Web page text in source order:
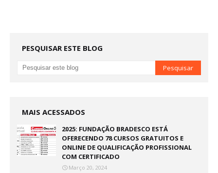
PESQUISAR ESTE BLOG
MAIS ACESSADOS
2025: FUNDAÇÃO BRADESCO ESTÁ
OFERECENDO 78 CURSOS GRATUITOS E
ONLINE DE QUALIFICAÇÃO PROFISSIONAL
COM CERTIFICADO
Março 20, 2024